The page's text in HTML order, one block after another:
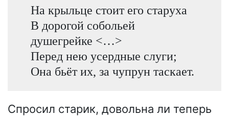
На крыльце стоит его старуха
В дорогой собольей
душегрейке <…>
Перед нею усердные слуги;
Она бьёт их, за чупрун таскает.
Спросил старик, довольна ли теперь